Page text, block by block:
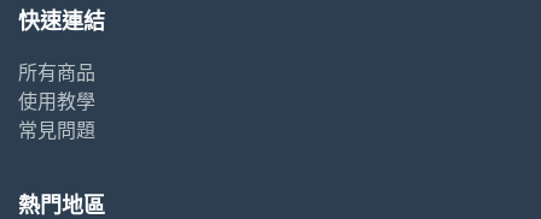
快速連結
所有商品
使用教學
常見問題
熱門地區